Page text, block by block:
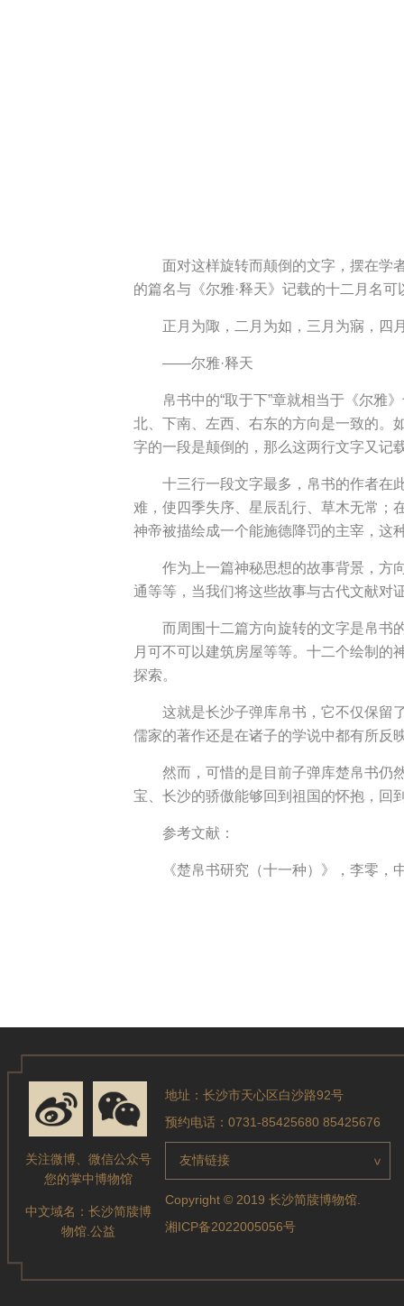
面对这样旋转而颠倒的文字，摆在学
的篇名与《尔雅·释天》记载的十二月名可
正月为陬，二月为如，三月为寎，四
——尔雅·释天
帛书中的“取于下”章就相当于《尔雅
北、下南、左西、右东的方向是一致的。
字的一段是颠倒的，那么这两行文字又记
十三行一段文字最多，帛书的作者在
难，使四季失序、星辰乱行、草木无常；
神帝被描绘成一个能施德降罚的主宰，这
作为上一篇神秘思想的故事背景，方
通等等，当我们将这些故事与古代文献对
而周围十二篇方向旋转的文字是帛书
月可不可以建筑房屋等等。十二个绘制的
探索。
这就是长沙子弹库帛书，它不仅保留
儒家的著作还是在诸子的学说中都有所反
然而，可惜的是目前子弹库楚帛书仍
宝、长沙的骄傲能够回到祖国的怀抱，回
参考文献：
《楚帛书研究（十一种）》，李零，
关注微博、微信公众号
您的掌中博物馆
中文域名： 长沙简牍博
物馆.公益
地址：长沙市天心区白沙路92号
预约电话：0731-85425680 85425676
友情链接 >
Copyright © 2019 长沙简牍博物馆.
湘ICP备2022005056号